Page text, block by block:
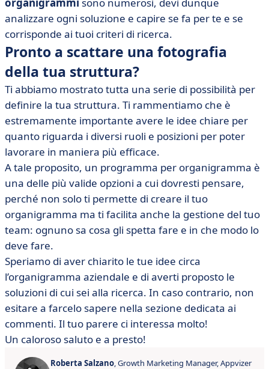
analizzare ogni soluzione e capire se fa per te e se
corrisponde ai tuoi criteri di ricerca.
Pronto a scattare una fotografia
della tua struttura?
Ti abbiamo mostrato tutta una serie di possibilità per
definire la tua struttura. Ti rammentiamo che è
estremamente importante avere le idee chiare per
quanto riguarda i diversi ruoli e posizioni per poter
lavorare in maniera più efficace.
A tale proposito, un programma per organigramma è
una delle più valide opzioni a cui dovresti pensare,
perché non solo ti permette di creare il tuo
organigramma ma ti facilita anche la gestione del tuo
team: ognuno sa cosa gli spetta fare e in che modo lo
deve fare.
Speriamo di aver chiarito le tue idee circa
l’organigramma aziendale e di averti proposto le
soluzioni di cui sei alla ricerca. In caso contrario, non
esitare a farcelo sapere nella sezione dedicata ai
commenti. Il tuo parere ci interessa molto!
Un caloroso saluto e a presto!
Roberta Salzano , Growth Marketing Manager, Appvizer